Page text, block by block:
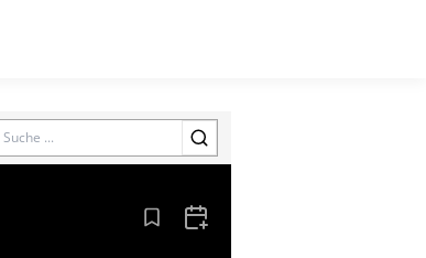
Search
Aus den Lesezeichen entfernen
Zum Kalender hinzufügen